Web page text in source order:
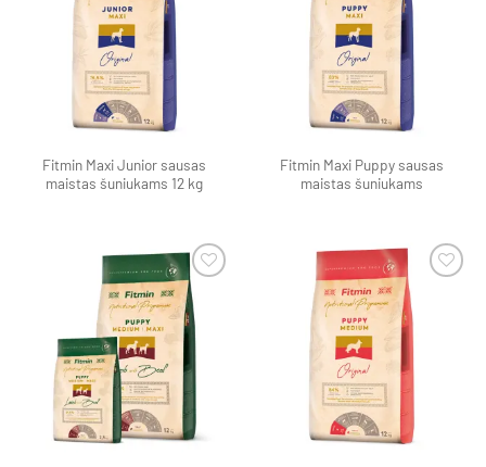
Fitmin Maxi Junior sausas
maistas šuniukams 12 kg
Fitmin Maxi Puppy sausas
maistas šuniukams
Pamėgti
produktą